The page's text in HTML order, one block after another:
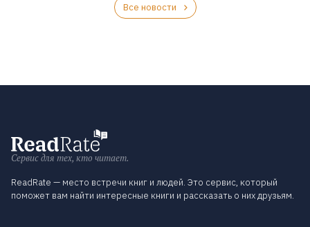
Все новости
Сервис для тех, кто читает.
ReadRate — место встречи книг и людей. Это сервис, который
поможет вам найти интересные книги и рассказать о них друзьям.